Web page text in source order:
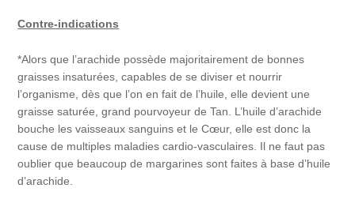
Contre-indications
*Alors que l’arachide possède majoritairement de bonnes
graisses insaturées, capables de se diviser et nourrir
l’organisme, dès que l’on en fait de l’huile, elle devient une
graisse saturée, grand pourvoyeur de Tan. L’huile d’arachide
bouche les vaisseaux sanguins et le Cœur, elle est donc la
cause de multiples maladies cardio-vasculaires. Il ne faut pas
oublier que beaucoup de margarines sont faites à base d’huile
d’arachide.